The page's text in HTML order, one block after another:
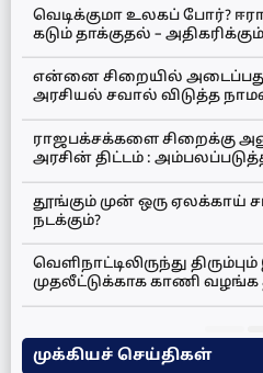
வெடிக்குமா உலகப் போர்?
கடும் தாக்குதல் –
என்னை சிறையில்
அரசியல் சவால் விடுத்த
ராஜபக்சக்களை சிறைக்கு
அரசின் திட்டம் :
தூங்கும் முன் ஒரு ஏலக்காய்
நடக்கும்?
வெளிநாட்டிலிருந்து
முதலீட்டுக்காக காணி வழங்க
முக்கியச் செய்திகள்